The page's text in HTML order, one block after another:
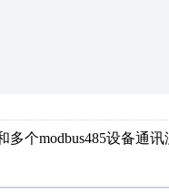
多个modbus485设备通